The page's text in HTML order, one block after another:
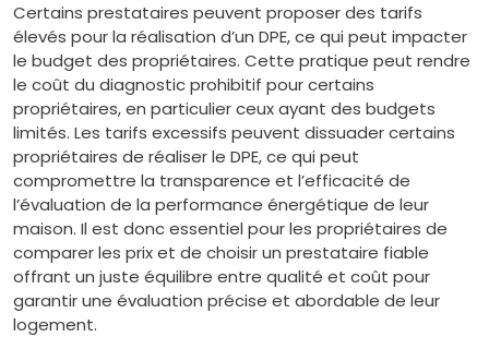
Certains prestataires peuvent proposer des tarifs
élevés pour la réalisation d’un DPE, ce qui peut impacter
le budget des propriétaires. Cette pratique peut rendre
le coût du diagnostic prohibitif pour certains
propriétaires, en particulier ceux ayant des budgets
limités. Les tarifs excessifs peuvent dissuader certains
propriétaires de réaliser le DPE, ce qui peut
compromettre la transparence et l’efficacité de
l’évaluation de la performance énergétique de leur
maison. Il est donc essentiel pour les propriétaires de
comparer les prix et de choisir un prestataire fiable
offrant un juste équilibre entre qualité et coût pour
garantir une évaluation précise et abordable de leur
logement.